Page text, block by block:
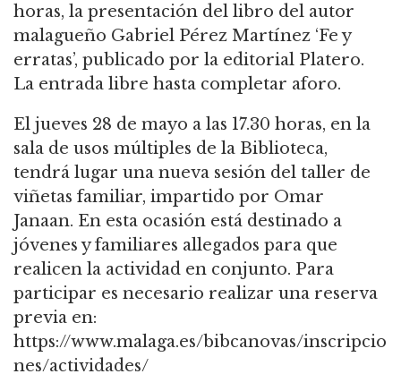
horas, la presentación del libro del autor
malagueño Gabriel Pérez Martínez ‘Fe y
erratas’, publicado por la editorial Platero.
La entrada libre hasta completar aforo.
El jueves 28 de mayo a las 17.30 horas, en la
sala de usos múltiples de la Biblioteca,
tendrá lugar una nueva sesión del taller de
viñetas familiar, impartido por Omar
Janaan. En esta ocasión está destinado a
jóvenes y familiares allegados para que
realicen la actividad en conjunto. Para
participar es necesario realizar una reserva
previa en:
https://www.malaga.es/bibcanovas/inscripcio
nes/actividades/